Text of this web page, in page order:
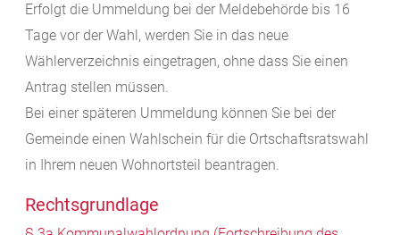
Erfolgt die Ummeldung bei der Meldebehörde bis 16
Tage vor der Wahl, werden Sie in das neue
Wählerverzeichnis eingetragen, ohne dass Sie einen
Antrag stellen müssen.
Bei einer späteren Ummeldung können Sie bei der
Gemeinde einen Wahlschein für die Ortschaftsratswahl
in Ihrem neuen Wohnortsteil beantragen.
Rechtsgrundlage